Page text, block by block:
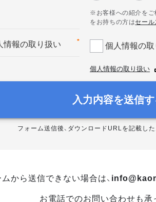
※お客様への紹介をご
をお持ちの方はセール
*
情報の取り扱い 個人情報の取
個人情報の取り扱い
入力内容を送信す
フォーム送信後、ダウンロードURLを記載し
から送信できない場合は、
お電話でのお問い合わせも承